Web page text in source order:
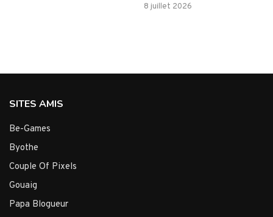
8 juillet 2026
SITES AMIS
Be-Games
Byothe
Couple Of Pixels
Gouaig
Papa Blogueur